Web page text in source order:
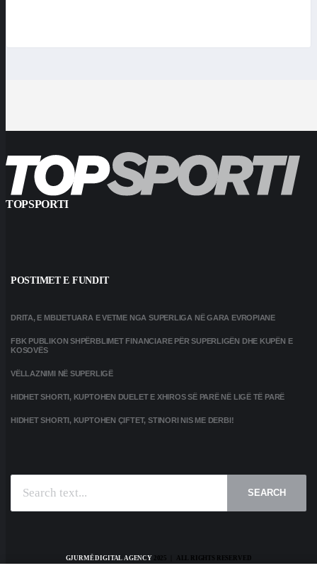
TOPSPORTI
POSTIMET E FUNDIT
DRITA, E MBIJETUARA E VETME NGA SUPERLIGA NË GARA EVROPIANE
FBK PUBLIKON SHPËRBLIMET FINANCIARE PËR SUPERLIGËN DHE KUPËN E
KOSOVËS
VËLLAZNIMI NË SUPERLIGË
HIDHET SHORTI, KUPTOHEN DUELET E XHIROS SË PARË NË LIGË TË PARË
HIDHET SHORTI, KUPTOHEN ÇIFTET, STINORI NIS ME DERBI!
SEARCH
GJURMË DIGITAL AGENCY2025 | ALL RIGHTS RESERVED